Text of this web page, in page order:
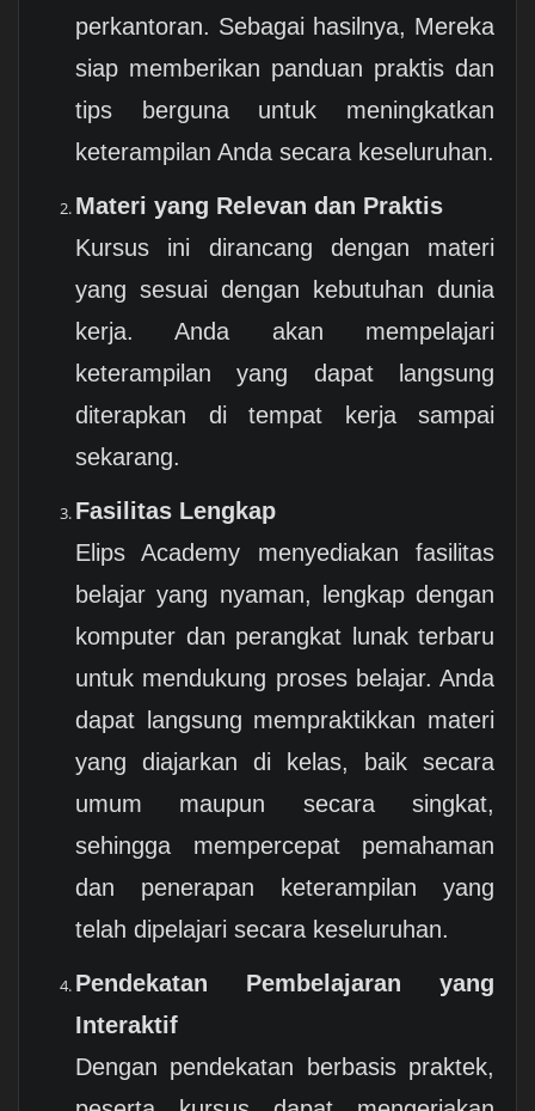
perkantoran. Sebagai hasilnya, Mereka
siap memberikan panduan praktis dan
tips berguna untuk meningkatkan
keterampilan Anda secara keseluruhan.
Materi yang Relevan dan Praktis
Kursus ini dirancang dengan materi
yang sesuai dengan kebutuhan dunia
kerja. Anda akan mempelajari
keterampilan yang dapat langsung
diterapkan di tempat kerja sampai
sekarang.
Fasilitas Lengkap
Elips Academy menyediakan fasilitas
belajar yang nyaman, lengkap dengan
komputer dan perangkat lunak terbaru
untuk mendukung proses belajar. Anda
dapat langsung mempraktikkan materi
yang diajarkan di kelas, baik secara
umum maupun secara singkat,
sehingga mempercepat pemahaman
dan penerapan keterampilan yang
telah dipelajari secara keseluruhan.
Pendekatan Pembelajaran yang
Interaktif
Dengan pendekatan berbasis praktek,